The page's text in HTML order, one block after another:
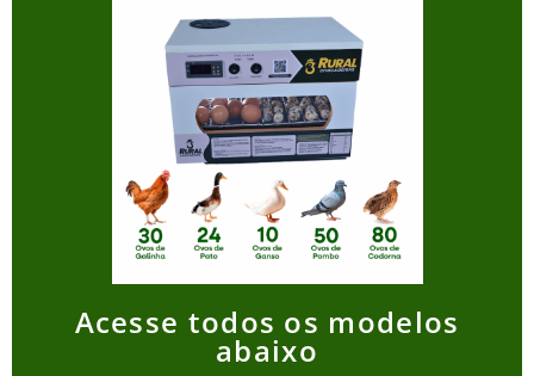
Acesse todos os modelos
abaixo